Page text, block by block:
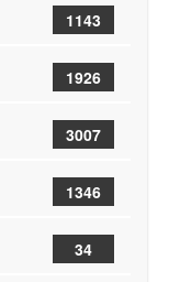
1143
1926
3007
1346
34